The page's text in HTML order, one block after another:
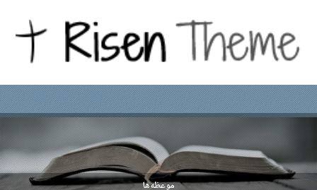
موعظه‌ها